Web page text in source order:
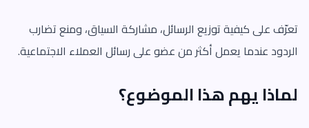
تعرّف على كيفية توزيع الرسائل، مشاركة السياق، ومنع تضارب
الردود عندما يعمل أكثر من عضو على رسائل العملاء الاجتماعية.
لماذا يهم هذا الموضوع؟